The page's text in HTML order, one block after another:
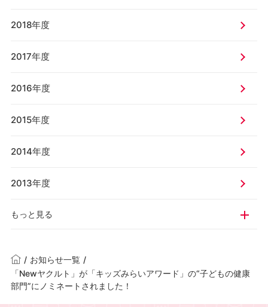
2018年度
2017年度
2016年度
2015年度
2014年度
2013年度
もっと見る
/ お知らせ一覧 /
「Newヤクルト」が「キッズみらいアワード」の“子どもの健康
部門”にノミネートされました！